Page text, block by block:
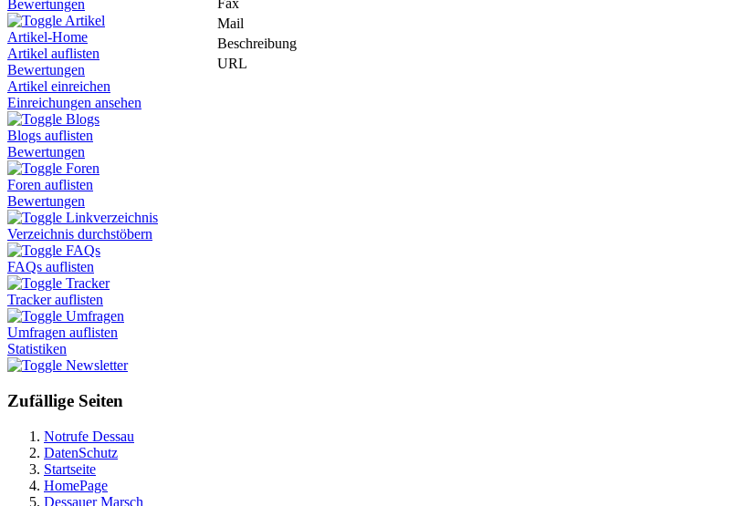
Bewertungen
Artikel
Artikel-Home
Artikel auflisten
Bewertungen
Artikel einreichen
Einreichungen ansehen
Blogs
Blogs auflisten
Bewertungen
Foren
Foren auflisten
Bewertungen
Linkverzeichnis
Verzeichnis durchstöbern
FAQs
FAQs auflisten
Tracker
Tracker auflisten
Umfragen
Umfragen auflisten
Statistiken
Newsletter
Zufällige Seiten
Notrufe Dessau
DatenSchutz
Startseite
HomePage
Dessauer Marsch
Mail
Beschreibung
URL